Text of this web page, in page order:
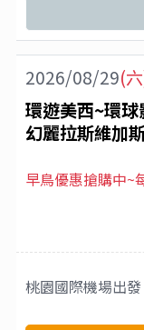
2026/08/29(
環遊美西~環
幻麗拉斯維加
早鳥優惠搶購中~
桃園國際機場出發